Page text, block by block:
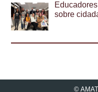
sobre
©